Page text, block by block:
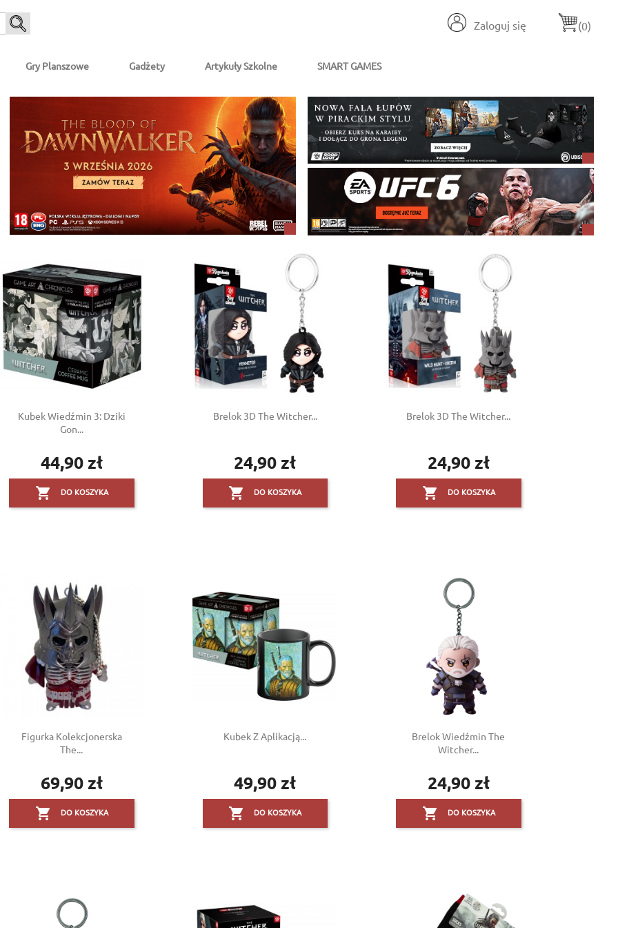
Zaloguj się (0)
Gry Planszowe Gadżety Artykuły Szkolne SMART GAMES
Kubek Wiedźmin 3: Dziki
Gon...
Cena
44,90 zł
 DO KOSZYKA
Brelok 3D The Witcher...
Cena
24,90 zł
 DO KOSZYKA
Brelok 3D The Witcher...
Cena
24,90 zł
 DO KOSZYKA
Figurka Kolekcjonerska
The...
Cena
69,90 zł
 DO KOSZYKA
Kubek Z Aplikacją...
Cena
49,90 zł
 DO KOSZYKA
Brelok Wiedźmin The
Witcher...
Cena
24,90 zł
 DO KOSZYKA